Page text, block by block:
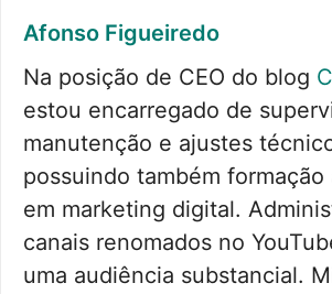
Afonso Figueiredo
Na posição de CEO do blog
estou encarregado de
manutenção e ajustes
possuindo também formação
em marketing digital.
canais renomados no
uma audiência substancial.